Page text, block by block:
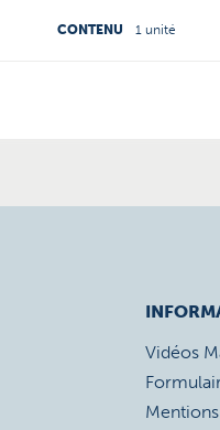
CONTENU 1 unité
Vidéos